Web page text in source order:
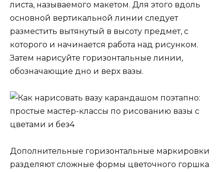
листа, называемого макетом. Для этого вдоль
основной вертикальной линии следует
разместить вытянутый в высоту предмет, с
которого и начинается работа над рисунком.
Затем нарисуйте горизонтальные линии,
обозначающие дно и верх вазы.
Дополнительные горизонтальные маркировки
разделяют сложные формы цветочного горшка